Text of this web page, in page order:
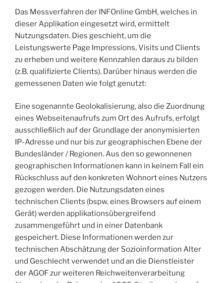
Das Messverfahren der INFOnline GmbH, welches in
dieser Applikation eingesetzt wird, ermittelt
Nutzungsdaten. Dies geschieht, um die
Leistungswerte Page Impressions, Visits und Clients
zu erheben und weitere Kennzahlen daraus zu bilden
(z.B. qualifizierte Clients). Darüber hinaus werden die
gemessenen Daten wie folgt genutzt:
Eine sogenannte Geolokalisierung, also die Zuordnung
eines Webseitenaufrufs zum Ort des Aufrufs, erfolgt
ausschließlich auf der Grundlage der anonymisierten
IP-Adresse und nur bis zur geographischen Ebene der
Bundesländer / Regionen. Aus den so gewonnenen
geographischen Informationen kann in keinem Fall ein
Rückschluss auf den konkreten Wohnort eines Nutzers
gezogen werden. Die Nutzungsdaten eines
technischen Clients (bspw. eines Browsers auf einem
Gerät) werden applikationsübergreifend
zusammengeführt und in einer Datenbank
gespeichert. Diese Informationen werden zur
technischen Abschätzung der Sozioinformation Alter
und Geschlecht verwendet und an die Dienstleister
der AGOF zur weiteren Reichweitenverarbeitung